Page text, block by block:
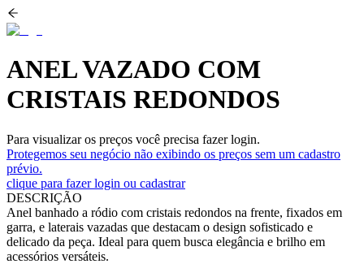
ANEL VAZADO COM
CRISTAIS REDONDOS
Para visualizar os preços você precisa fazer login.
Protegemos seu negócio não exibindo os preços sem um cadastro
prévio.
clique para fazer login ou cadastrar
DESCRIÇÃO
Anel banhado a ródio com cristais redondos na frente, fixados em
garra, e laterais vazadas que destacam o design sofisticado e
delicado da peça. Ideal para quem busca elegância e brilho em
acessórios versáteis.